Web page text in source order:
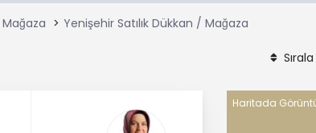
Mağaza Yenişehir Satılık Dükkan / Mağaza
Sırala
Haritada